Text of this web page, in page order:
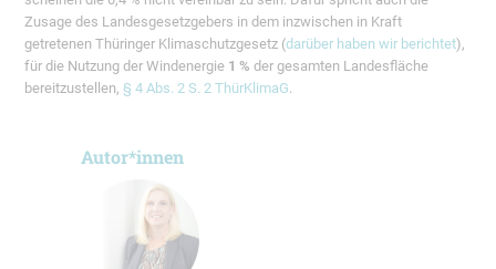
Zusage des Landesgesetzgebers in dem inzwischen in Kraft
getretenen Thüringer Klimaschutzgesetz (darüber haben wir berichtet),
für die Nutzung der Windenergie 1 % der gesamten Landesfläche
bereitzustellen,§ 4 Abs. 2 S. 2 ThürKlimaG
Autor*innen